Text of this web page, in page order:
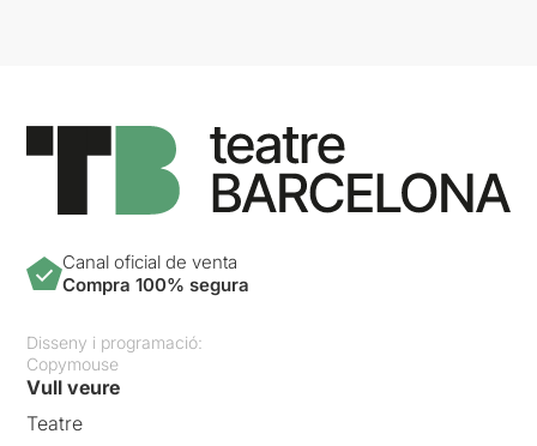
Canal oficial de venta
Compra 100% segura
Disseny i programació:
Copymouse
Vull veure
Teatre